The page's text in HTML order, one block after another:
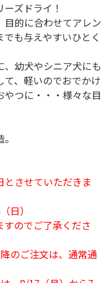
ズドライ！
的に合わせてアレン
も与えやすいひとく
幼犬やシニア犬にも
、軽いのでおでかけ
つに・・・様々な目
させていただきま
日）
のでご了承くださ
のご注文は、通常通